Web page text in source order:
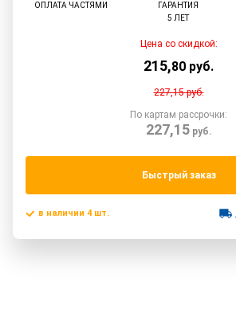
ОПЛАТА ЧАСТЯМИ
ГАРАНТИЯ
5 ЛЕТ
Цена со скидкой:
215,80 руб.
227,15руб.
По картам рассрочки:
227,15руб.
Быстрый заказ
в наличии 4 шт.